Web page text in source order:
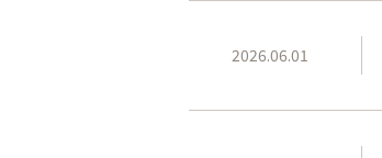
2026.06.01